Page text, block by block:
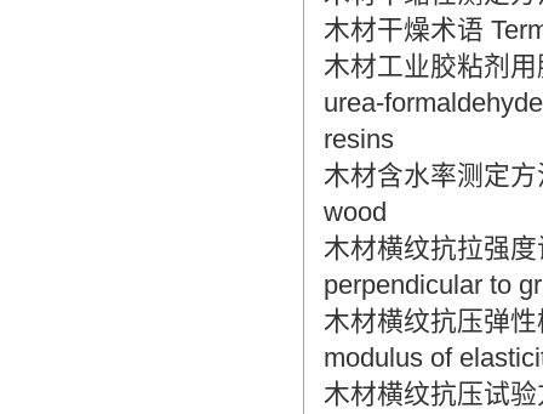
木材干燥术语
木材工业胶粘剂
urea-
resins
木材含水率测定
wood
木材横纹抗拉强
perpendicular to
木材横纹抗压弹
modulus of
木材横纹抗压试